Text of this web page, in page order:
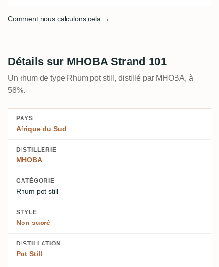
Comment nous calculons cela →
Détails sur MHOBA Strand 101
Un rhum de type Rhum pot still, distillé par MHOBA, à
58%.
PAYS
Afrique du Sud
DISTILLERIE
MHOBA
CATÉGORIE
Rhum pot still
STYLE
Non sucré
DISTILLATION
Pot Still